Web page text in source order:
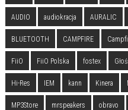
AUDIO audiokracja AURALIC
BLUETOOTH CAMPFIRE
FiiO FiiO Polska fostex
Hi-Res IEM kann Kinera
MP3Store mrspeakers obravo